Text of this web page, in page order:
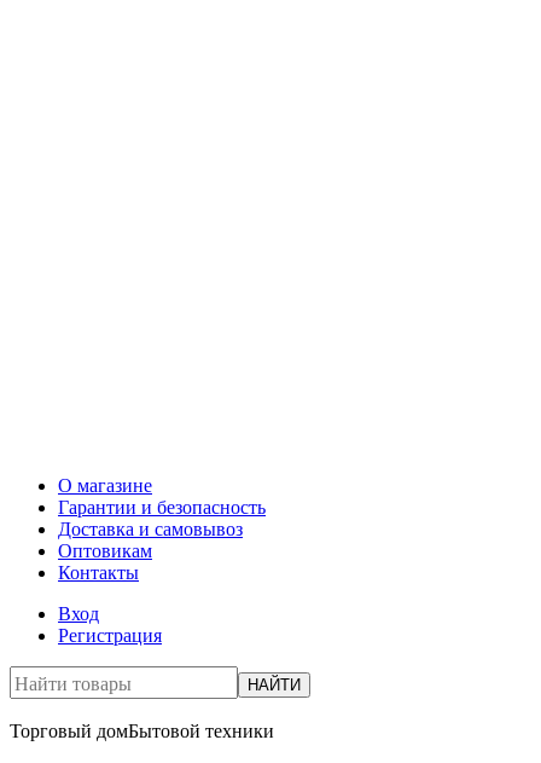
О магазине
Гарантии и безопасность
Доставка и самовывоз
Оптовикам
Контакты
Вход
Регистрация
НАЙТИ
Торговый домБытовой техники